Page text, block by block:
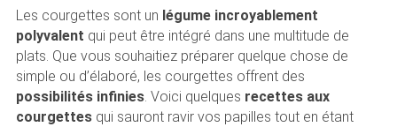
Les courgettes sont un légume incroyablement
polyvalent qui peut être intégré dans une multitude de
plats. Que vous souhaitiez préparer quelque chose de
simple ou d’élaboré, les courgettes offrent des
possibilités infinies. Voici quelques recettes aux
courgettesqui sauront ravir vos papilles tout en étant